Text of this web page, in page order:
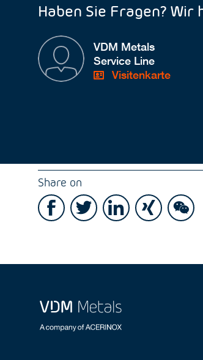
Haben Sie Fragen?
VDM Metals
Service Line
Visitenkarte
Share on